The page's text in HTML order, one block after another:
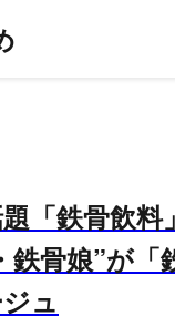
「鉄骨飲料
骨娘”が「
ュ